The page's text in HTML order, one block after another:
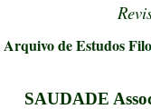
Arquivo de Estudos
SAUDADE